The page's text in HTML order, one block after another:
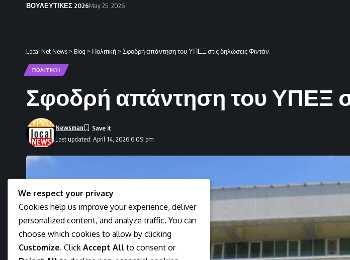
ΒΟΥΛΕΥΤΙΚΕΣ 2026May 25, 2026
Local Net News > Blog > Πολιτική > Σφοδρή απάντηση του ΥΠΕΞ στις δηλώσεις Φιντάν.
ΠΟΛΙΤΙΚΉ
Σφοδρή απάντηση του ΥΠΕΞ
Last updated: April 14, 2026 6:09 pm
Newsman
We respect your privacy
Cookies help us improve your experience, deliver
personalized content, and analyze traffic. You can
choose which cookies to allow by clicking
Customize. Click Accept All to consent or